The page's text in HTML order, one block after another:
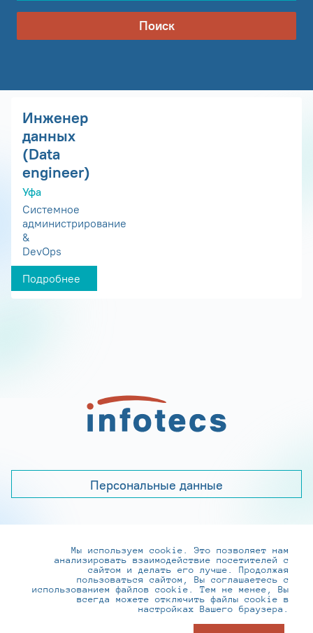
Поиск
Инженер
данных
(Data
engineer)
Уфа
Системное
администрирование
&
DevOps
Подробнее
Персональные данные
+7 (495) 737-6192, 8-800-250-0-260
practice@infotecs.ru,hr@infotecs.ru
127273, г. Москва, Отрадная ул., 2Б строение 1
Мы используем cookie. Это позволяет нам
анализировать взаимодействие посетителей с
сайтом и делать его лучше. Продолжая
пользоваться сайтом, Вы соглашаетесь с
использованием файлов cookie. Тем не менее, Вы
всегда можете отключить файлы cookie в
настройках Вашего браузера.